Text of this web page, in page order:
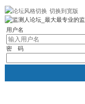
切换到宽版
用户名
密 码